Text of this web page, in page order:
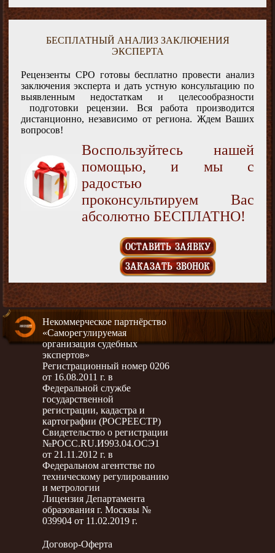
БЕСПЛАТНЫЙ АНАЛИЗ ЗАКЛЮЧЕНИЯ
ЭКСПЕРТА
Рецензенты СРО готовы бесплатно провести анализ
заключения эксперта и дать устную консультацию по
выявленным недостаткам и целесообразности
подготовки рецензии. Вся работа производится
дистанционно, независимо от региона. Ждем Ваших
вопросов!
Воспользуйтесь нашей
помощью, и мы с
радостью
проконсультируем Вас
абсолютно БЕСПЛАТНО!
ОСТАВИТЬ ЗАЯВКУ
ЗАКАЗАТЬ ЗВОНОК
Некоммерческое партнёрство
«Саморегулируемая
организация судебных
экспертов»
Регистрационный номер 0206
от 16.08.2011 г. в
Федеральной службе
государственной
регистрации, кадастра и
картографии (РОСРЕЕСТР)
Свидетельство о регистрации
№РОСС.RU.И993.04.ОСЭ1
от 21.11.2012 г. в
Федеральном агентстве по
техническому регулированию
и метрологии
Лицензия Департамента
образования г. Москвы №
039904 от 11.02.2019 г.
Договор-Оферта